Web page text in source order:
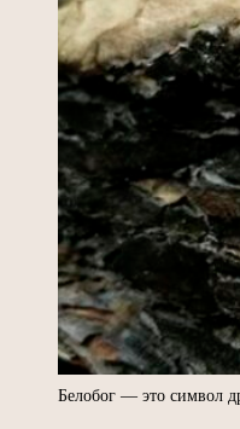
Белобог — это символ